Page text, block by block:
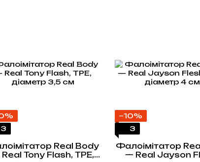
3
Real Body
Tony Flash, TPE,
−10%
3
Фалоімітатор
— Real Jayson